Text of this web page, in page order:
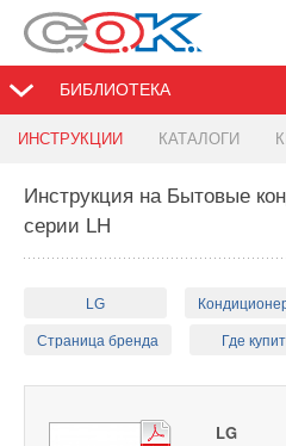
БИБЛИОТЕКА
ИНСТРУКЦИИ КАТАЛОГИ
Инструкция на Бытовые
серии LH
LG
Страница бренда Где
LG